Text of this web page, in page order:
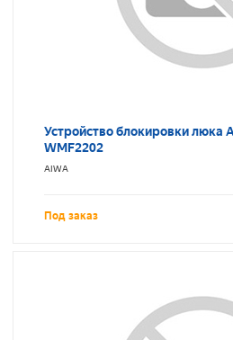
Устройство блокировки люка
WMF2202
AIWA
Под заказ